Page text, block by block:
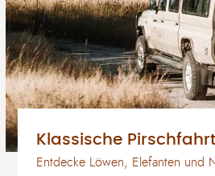
Klassische
Entdecke Löwen, Elefanten und